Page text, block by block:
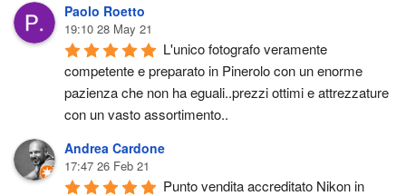
Paolo Roetto
19:10 28 May 21
L'unico fotografo veramente
competente e preparato in Pinerolo con un enorme
pazienza che non ha eguali..prezzi ottimi e attrezzature
con un vasto assortimento..
Andrea Cardone
17:47 26 Feb 21
Punto vendita accreditato Nikon in